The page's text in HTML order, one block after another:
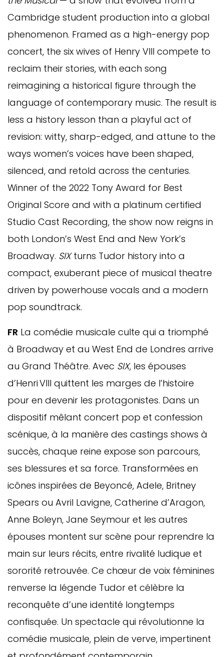
Cambridge student production into a global
phenomenon. Framed as a high-energy pop
concert, the six wives of Henry VIII compete to
reclaim their stories, with each song
reimagining a historical figure through the
language of contemporary music. The result is
less a history lesson than a playful act of
revision: witty, sharp-edged, and attune to the
ways women’s voices have been shaped,
silenced, and retold across the centuries.
Winner of the 2022 Tony Award for Best
Original Score and with a platinum certified
Studio Cast Recording, the show now reigns in
both London’s West End and New York’s
Broadway. SIXturns Tudor history into a
compact, exuberant piece of musical theatre
driven by powerhouse vocals and a modern
pop soundtrack.
FR La comédie musicale culte qui a triomphé
à Broadway et au West End de Londres arrive
au Grand Théâtre. Avec SIX, les épouses
d’Henri VIII quittent les marges de l’histoire
pour en devenir les protagonistes. Dans un
dispositif mêlant concert pop et confession
scénique, à la manière des castings shows à
succès, chaque reine expose son parcours,
ses blessures et sa force. Transformées en
icônes inspirées de Beyoncé, Adele, Britney
Spears ou Avril Lavigne, Catherine d’Aragon,
Anne Boleyn, Jane Seymour et les autres
épouses montent sur scène pour reprendre la
main sur leurs récits, entre rivalité ludique et
sororité retrouvée. Ce chœur de voix féminines
renverse la légende Tudor et célèbre la
reconquête d’une identité longtemps
confisquée. Un spectacle qui révolutionne la
comédie musicale, plein de verve, impertinent